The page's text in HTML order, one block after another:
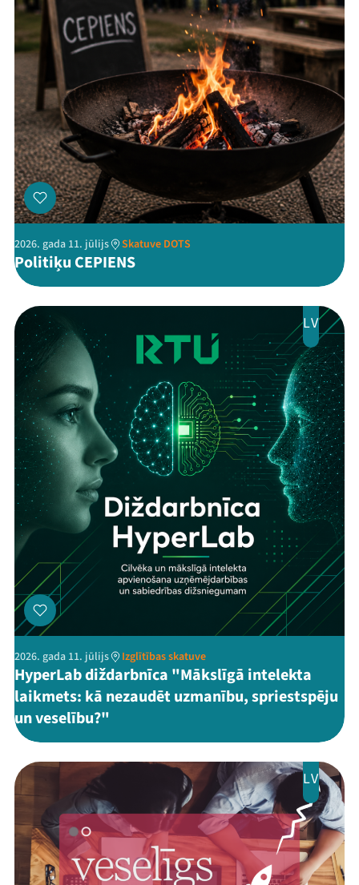
2026. gada 11. jūlijs Skatuve DOTS
Politiķu CEPIENS
LV
2026. gada 11. jūlijs Izglītības skatuve
HyperLab diždarbnīca "Mākslīgā intelekta
laikmets: kā nezaudēt uzmanību, spriestspēju
un veselību?"
LV